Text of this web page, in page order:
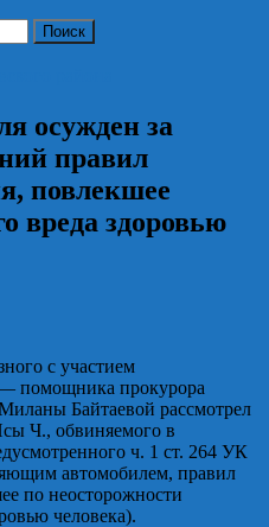
осужден за
правил
повлекшее
вреда здоровью
с участием
— помощника прокурора
Байтаевой рассмотрел
Ч., обвиняемого в
ч. 1 ст. 264 УК
автомобилем, правил
по неосторожности
человека).